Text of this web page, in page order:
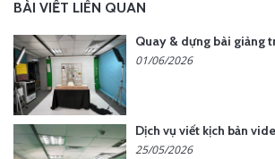
BÀI VIẾT LIÊN QUAN
01/06/2026
25/05/2026